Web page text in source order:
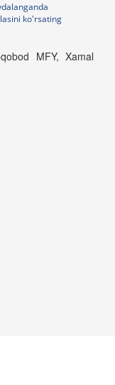
ko'rsating
MFY, Xamal